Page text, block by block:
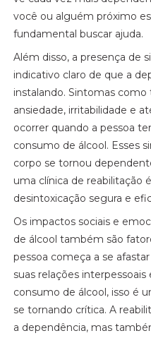
você ou alguém próximo
fundamental buscar ajuda.
Além disso, a presença de
indicativo claro de que a
instalando. Sintomas como
ansiedade, irritabilidade e
ocorrer quando a pessoa
consumo de álcool. Esses
corpo se tornou
uma clínica de reabilitação
desintoxicação segura e
Os impactos sociais e
de álcool também são
pessoa começa a se
suas relações
consumo de álcool, isso é
se tornando crítica. A
a dependência, mas